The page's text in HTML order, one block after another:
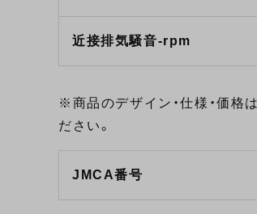
近接排気騒音-rpm
※商品のデザイン・仕様・価格
ださい。
JMCA番号